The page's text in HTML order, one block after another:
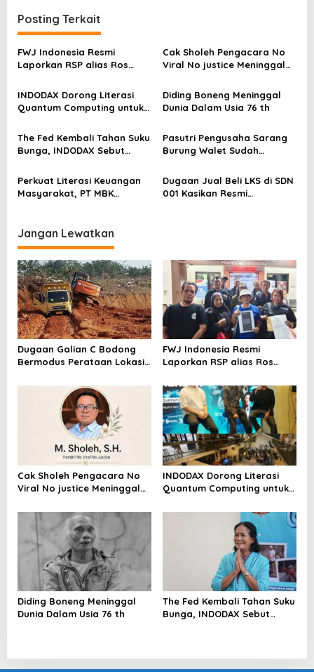
g
a
s
i
p
o
s
Posting Terkait
FWJ Indonesia Resmi
Laporkan RSP alias Ros
Cak Sholeh Pengacara No
Viral No justice Meninggal
INDODAX Dorong Literasi
Quantum Computing untuk
Blockchain
Diding Boneng Meninggal
Dunia Dalam Usia 76 th
The Fed Kembali Tahan Suku
Bunga, INDODAX Sebut
Sentimen Pasar
Pasutri Pengusaha Sarang
Burung Walet Sudah
Pelapor Desak Polda Jambi
Segera Lakukan Penahanan
Perkuat Literasi Keuangan
Masyarakat, PT MBK
Dugaan Jual Beli LKS di SDN
001 Kasikan Resmi
Jangan Lewatkan
Dugaan Galian C Bodong
Bermodus Perataan Lokasi
Riau Akan Tinjauan Lokasi
FWJ Indonesia Resmi
Laporkan RSP alias Ros
Cak Sholeh Pengacara No
Viral No justice Meninggal
INDODAX Dorong Literasi
Quantum Computing untuk
Blockchain
Diding Boneng Meninggal
Dunia Dalam Usia 76 th
The Fed Kembali Tahan Suku
Bunga, INDODAX Sebut